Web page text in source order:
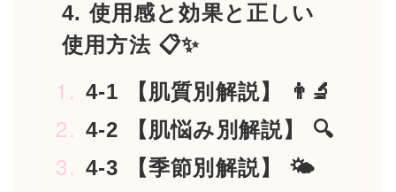
4. 使用感と効果と正しい
使用方法 📋✨
4-1 【肌質別解説】 👨‍🔬
4-2 【肌悩み別解説】 🔍
4-3 【季節別解説】 🌤️